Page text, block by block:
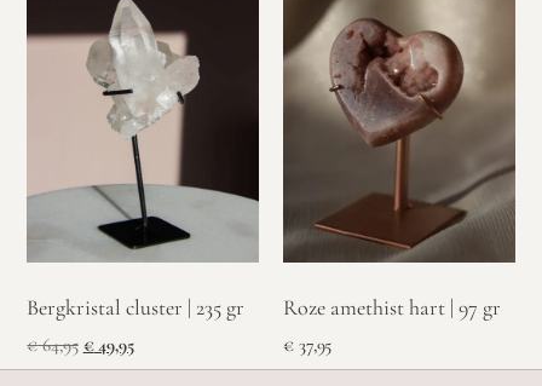
Bergkristal cluster | 235 gr
€64,95 €49,95
Roze amethist hart | 97 gr
€37,95